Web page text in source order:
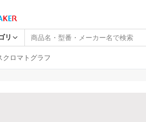
リ
クロマトグラフ